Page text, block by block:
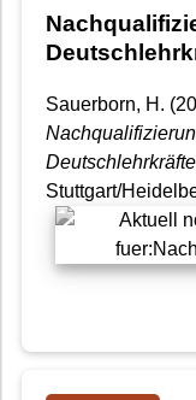
Sauerborn, H.
Deutschlehrkräfte
Stuttgart/